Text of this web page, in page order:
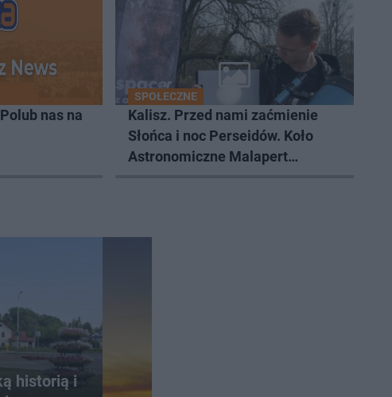
nas na
SPOŁECZNE
Kalisz. Przed nami zaćmienie
Słońca i noc Perseidów. Koło
Astronomiczne Malapert
historią i